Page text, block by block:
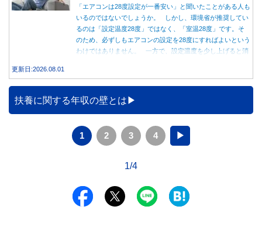
「エアコンは28度設定が一番安い」と聞いたことがある人も
いるのではないでしょうか。 しかし、環境省が推奨してい
るのは「設定温度28度」ではなく、「室温28度」です。そ
のため、必ずしもエアコンの設定を28度にすればよいという
わけではありません。 一方で、設定温度を少し上げると消
データをもとに、節約効果の目安と快適に過ごすためのポイ
ントを分かりやすく解説します。
更新日:2026.08.01
扶養に関する年収の壁とは
1 2 3 4 ▶
1/4